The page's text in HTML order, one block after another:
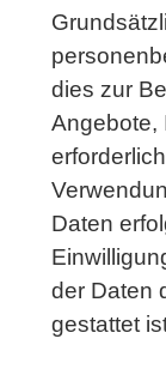
dies zur
Angebote,
Daten
der Daten
gestattet